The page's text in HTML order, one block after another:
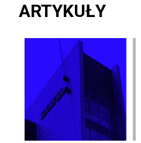
ARTYKUŁY